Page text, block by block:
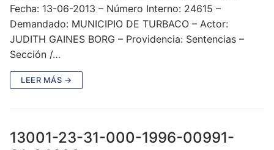
Fecha: 13-06-2013 – Número Interno: 24615 –
Demandado: MUNICIPIO DE TURBACO – Actor:
JUDITH GAINES BORG – Providencia: Sentencias –
Sección /…
LEER MÁS →
13001-23-31-000-1996-00991-